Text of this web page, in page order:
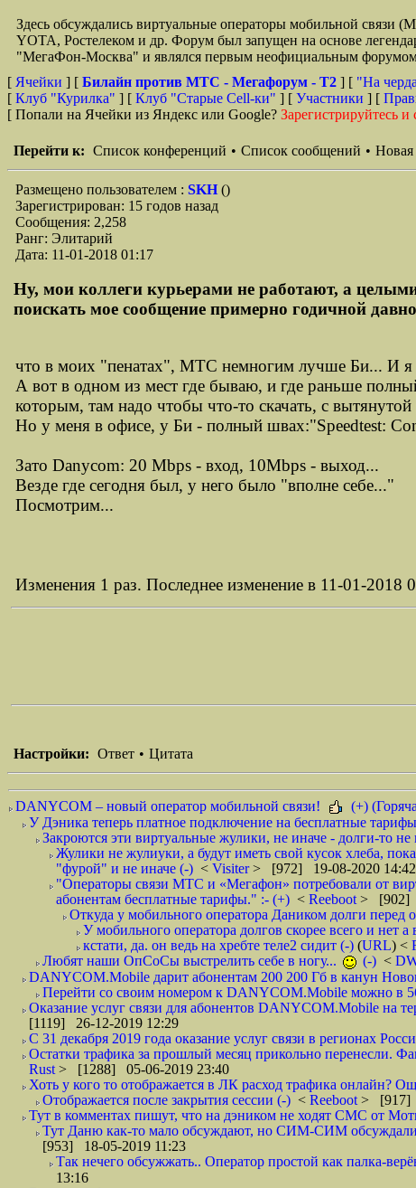
Здесь обсуждались виртуальные операторы мобильной
YOTA, Ростелеком и др. Форум был запущен на основе
"МегаФон-Москва" и являлся первым неофициальным форумом
[ Ячейки ] [ Билайн против МТС - Мегафорум - T2 ] [ "На
[ Клуб "Курилка" ] [ Клуб "Старые Сell-ки" ] [ Участники ] [
[ Попали на Ячейки из Яндекс или Google? Зарегистрируйтесь и
Перейти к: Список конференций • Список сообщений • Новая
Размещено пользователем : SKH ()
Зарегистрирован: 15 годов назад
Сообщения: 2,258
Ранг: Элитарий
Дата: 11-01-2018 01:17
Ну, мои коллеги курьерами не работают, а
поискать мое сообщение примерно годичной
что в моих "пенатах", МТС немногим лучше Би... И я
А вот в одном из мест где бываю, и где раньше
которым, там надо чтобы что-то скачать, с
Но у меня в офисе, у Би - полный швах:"Speedtest:
Зато Danycom: 20 Mbps - вход, 10Mbps - выход...
Везде где сегодня был, у него было "вполне себе..."
Посмотрим...
Изменения 1 раз. Последнее изменение в 11-01-2018
Настройки: Ответ • Цитата
DANYCOM – новый оператор мобильной связи! (+)
У Дэника теперь платное подключение на бесплатные
Закроются эти виртуальные жулики, не иначе - долги-то
Жулики не жулиуки, а будут иметь свой кусок хлеба,
"фурой" и не иначе (-) < Visiter> [972] 19-08-2020 14:42
"Операторы связи МТС и «Мегафон» потребовали от
абонентам бесплатные тарифы." :- (+) < Reeboot > [902]
Откуда у мобильного оператора Даником долги
У мобильного оператора долгов скорее всего и нет
кстати, да. он ведь на хребте теле2 сидит (-) (URL) <
Любят наши ОпСоСы выстрелить себе в ногу...
(-) <
DANYCOM.Mobile дарит абонентам 200 200 Гб в канун
Перейти со своим номером к DANYCOM.Mobile можно в
Оказание услуг связи для абонентов DANYCOM.Mobile на
[1119] 26-12-2019 12:29
С 31 декабря 2019 года оказание услуг связи в регионах
Остатки трафика за прошлый месяц прикольно перенесли.
Rust > [1288] 05-06-2019 23:40
Хоть у кого то отображается в ЛК расход трафика онлайн?
Отображается после закрытия сессии (-) < Reeboot > [917]
Тут в комментах пишут, что на дэником не ходят СМС от
Тут Даню как-то мало обсуждают, но СИМ-СИМ обсуждали
[953] 18-05-2019 11:23
Так нечего обсужжать.. Оператор простой как палка-
13:16